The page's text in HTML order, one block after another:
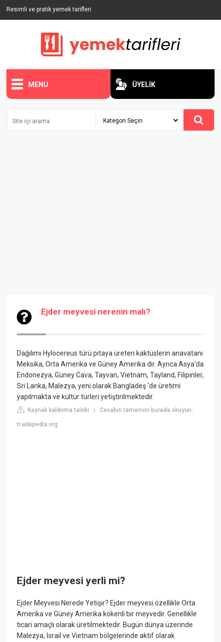
Resimli ve pratik yemek tarifleri
MENU ÜYELİK
Ejder meyvesi nerenin malı?
Dağılımı Hylocereus türü pitaya üreten kaktüslerin anavatanı
Meksika, Orta Amerika ve Güney Amerika dır. Ayrıca Asya'da
Endonezya, Güney Cava, Tayvan, Vietnam, Tayland, Filipinler,
Sri Lanka, Malezya, yeni olarak Bangladeş 'de üretimi
yapılmakta ve kültür türleri yetiştirilmektedir.
Kaynak kaldırma talebi |Cevabın tamamını burada okuyun:
tr.wikipedia.org
Ejder meyvesi yerli mi?
Ejder Meyvesi Nerede Yetişir? Ejder meyvesi özellikle Orta
Amerika ve Güney Amerika kökenli bir meyvedir. Genellikle
ticari amaçlı olarak üretilmektedir. Bugün dünya üzerinde
Malezya, İsrail ve Vietnam bölgelerinde aktif olarak